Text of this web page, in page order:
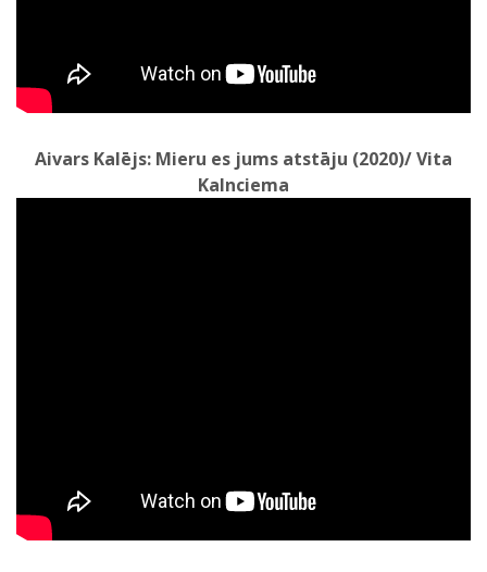
Aivars Kalējs: Mieru es jums atstāju (2020)/ Vita
Kalnciema